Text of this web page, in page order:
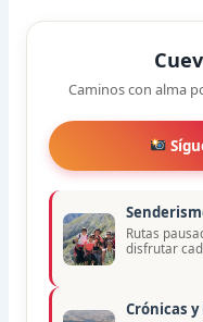
Caminos con alma
Rutas
disfrutar
Crónicas